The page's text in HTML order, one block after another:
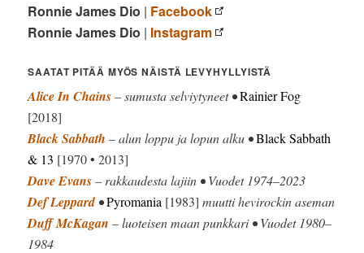
Ronnie James Dio | Facebook
Ronnie James Dio | Instagram
SAATAT PITÄÄ MYÖS NÄISTÄ LEVYHYLLYISTÄ
Alice In Chains– sumusta selviytyneet •Rainier Fog
[2018]
Black Sabbath – alun loppu ja lopun alku •Black Sabbath
& 13 [1970 • 2013]
Dave Evans– rakkaudesta lajiin • Vuodet 1974–2023
Def Leppard•Pyromania [1983] muutti hevirockin aseman
Duff McKagan – luoteisen maan punkkari • Vuodet 1980–
1984